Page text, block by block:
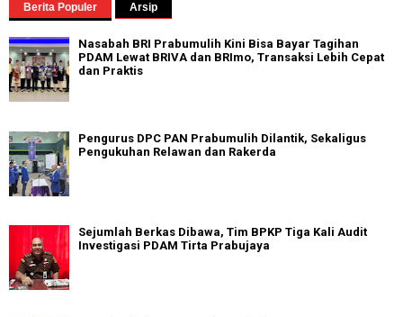
Berita Populer Arsip
Nasabah BRI Prabumulih Kini Bisa Bayar Tagihan
PDAM Lewat BRIVA dan BRImo, Transaksi Lebih Cepat
dan Praktis
Pengurus DPC PAN Prabumulih Dilantik, Sekaligus
Pengukuhan Relawan dan Rakerda
Sejumlah Berkas Dibawa, Tim BPKP Tiga Kali Audit
Investigasi PDAM Tirta Prabujaya